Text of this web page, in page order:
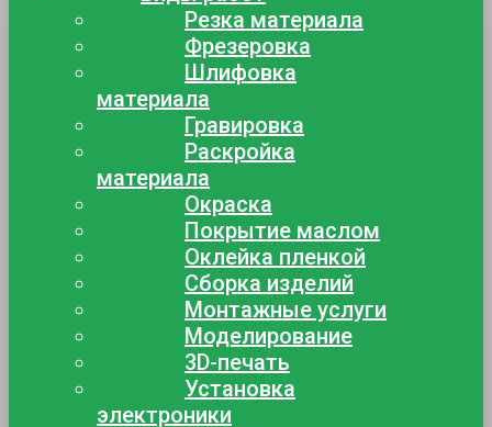
Резка материала
Фрезеровка
Шлифовка
материала
Гравировка
Раскройка
материала
Окраска
Покрытие маслом
Оклейка пленкой
Сборка изделий
Монтажные услуги
Моделирование
3D-печать
Установка
электроники